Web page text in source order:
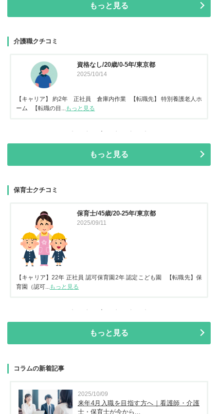
もっと見る
介護職クチコミ
資格なし/20歳/0-5年/東京都
2025/10/14
【キャリア】 約2年 正社員 倉庫内作業 【転職先】 特別養護老人ホ
ーム 【転職の目...
もっと見る
もっと見る
保育士クチコミ
保育士/45歳/20-25年/東京都
2025/09/11
【キャリア】22年 正社員 認可保育園2年 認定こども園 【転職先】保
育園（認可...
もっと見る
もっと見る
コラムの新着記事
2025/10/09
来年4月入職を目指す方へ｜看護師・介護
士・保育士が今から...